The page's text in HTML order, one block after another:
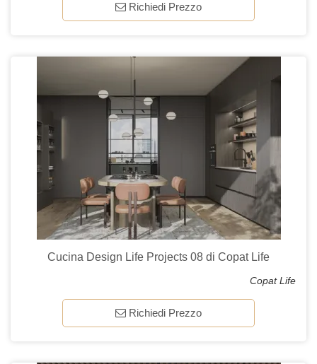
Richiedi Prezzo
Cucina Design Life Projects 08 di Copat Life
Copat Life
Richiedi Prezzo